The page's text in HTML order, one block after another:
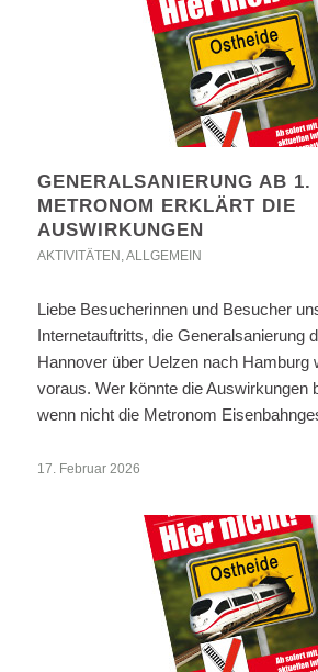
GENERALSANIERUNG AB 1.
METRONOM ERKLÄRT DIE
AUSWIRKUNGEN
AKTIVITÄTEN ,ALLGEMEIN
Liebe Besucherinnen und Besucher
Internetauftritts, die Generalsanierung
Hannover über Uelzen nach Hamburg
voraus. Wer könnte die Auswirkungen
wenn nicht die Metronom
17. Februar 2026